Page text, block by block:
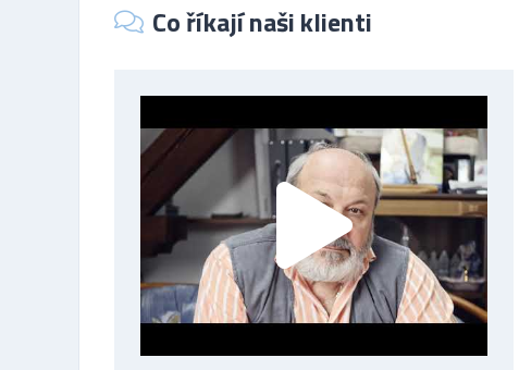
Co říkají naši klienti